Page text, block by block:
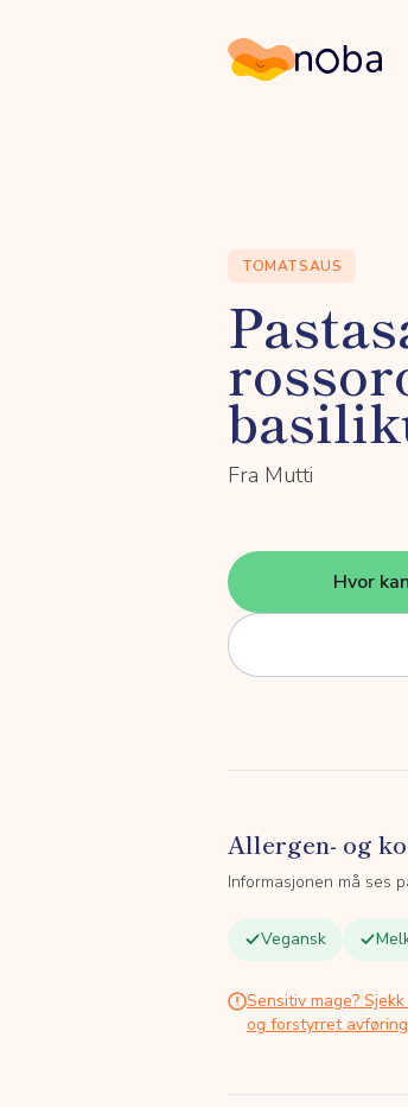
Noba
TOMATSAUS
Fra Mutti
Hvor
Allergen- og
Informasjonen må ses
Vegansk
Sensitiv mage?
og forstyrret